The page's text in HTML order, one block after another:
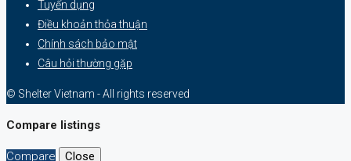
Tuyển dụng
Điều khoản thỏa thuận
Chính sách bảo mật
Câu hỏi thường gặp
© Shelter Vietnam - All rights reserved
Compare listings
Compare
Close